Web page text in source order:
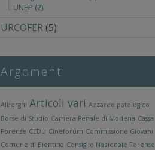
UNEP (2)
URCOFER(5)
Argomenti
Alberghi Articoli vari Azzardo patologico
Borse di Studio Camera Penale di Modena Cassa
Forense CEDU Cineforum Commissione Giovani
Comune di Bientina Consiglio Nazionale Forense